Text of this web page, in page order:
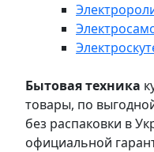
Бытовая техника
товары, по
без распаковки в
официальной